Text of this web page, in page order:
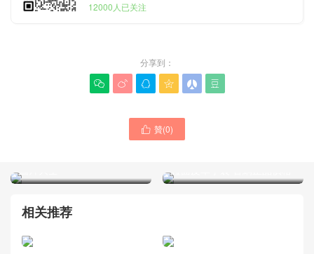
12000人已关注
分享到：
     
 贊(0)
YSL包包官網正品編號多少
相关推荐